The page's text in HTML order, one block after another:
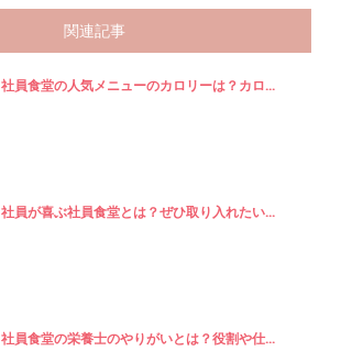
関連記事
社員食堂の人気メニューのカロリーは？カロ...
社員が喜ぶ社員食堂とは？ぜひ取り入れたい...
社員食堂の栄養士のやりがいとは？役割や仕...